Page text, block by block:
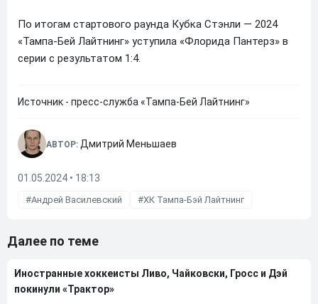
По итогам стартового раунда Кубка Стэнли — 2024
«Тампа-Бей Лайтнинг» уступила «Флорида Пантерз» в
серии с результатом 1:4.
Источник - пресс-служба «Тампа-Бей Лайтнинг»
АВТОР: Дмитрий Меньшаев
01.05.2024 • 18:13
Андрей Василевский ХК Тампа-Бэй Лайтнинг
Далее по теме
Иностранные хоккеисты Ливо, Чайковски, Гросс и Дэй
покинули «Трактор»